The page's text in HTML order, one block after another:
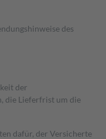
des
der
die Lieferfrist um die
dafür, der Versicherte